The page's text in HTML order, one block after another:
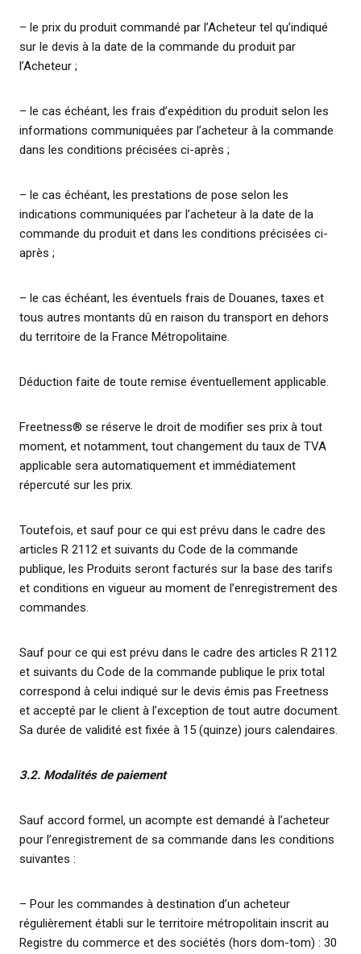
– le prix du produit commandé par l’Acheteur tel qu’indiqué
sur le devis à la date de la commande du produit par
l’Acheteur ;
– le cas échéant, les frais d’expédition du produit selon les
informations communiquées par l’acheteur à la commande
dans les conditions précisées ci-après ;
– le cas échéant, les prestations de pose selon les
indications communiquées par l’acheteur à la date de la
commande du produit et dans les conditions précisées ci-
après ;
– le cas échéant, les éventuels frais de Douanes, taxes et
tous autres montants dû en raison du transport en dehors
du territoire de la France Métropolitaine.
Déduction faite de toute remise éventuellement applicable.
Freetness® se réserve le droit de modifier ses prix à tout
moment, et notamment, tout changement du taux de TVA
applicable sera automatiquement et immédiatement
répercuté sur les prix.
Toutefois, et sauf pour ce qui est prévu dans le cadre des
articles R 2112 et suivants du Code de la commande
publique, les Produits seront facturés sur la base des tarifs
et conditions en vigueur au moment de l’enregistrement des
commandes.
Sauf pour ce qui est prévu dans le cadre des articles R 2112
et suivants du Code de la commande publique le prix total
correspond à celui indiqué sur le devis émis pas Freetness
et accepté par le client à l’exception de tout autre document.
Sa durée de validité est fixée à 15 (quinze) jours calendaires.
3.2. Modalités de paiement
Sauf accord formel, un acompte est demandé à l’acheteur
pour l’enregistrement de sa commande dans les conditions
suivantes :
– Pour les commandes à destination d’un acheteur
régulièrement établi sur le territoire métropolitain inscrit au
Registre du commerce et des sociétés (hors dom-tom) : 30